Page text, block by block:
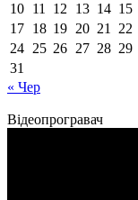
10 11 12 13 14 15
17 18 19 20 21 22
24 25 26 27 28 29
31
« Чер
Відеопрогравач